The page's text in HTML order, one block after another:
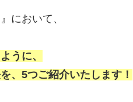
において、
うに、
、5つご紹介いたします！